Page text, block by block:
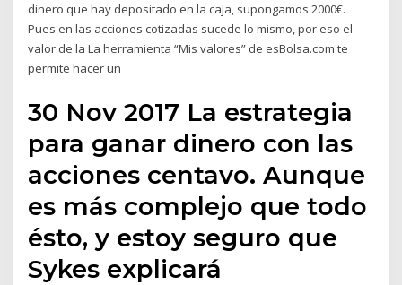
dinero que hay depositado en la caja, supongamos 2000€.
Pues en las acciones cotizadas sucede lo mismo, por eso el
valor de la La herramienta “Mis valores” de esBolsa.com te
permite hacer un
30 Nov 2017 La estrategia
para ganar dinero con las
acciones centavo. Aunque
es más complejo que todo
ésto, y estoy seguro que
Sykes explicará